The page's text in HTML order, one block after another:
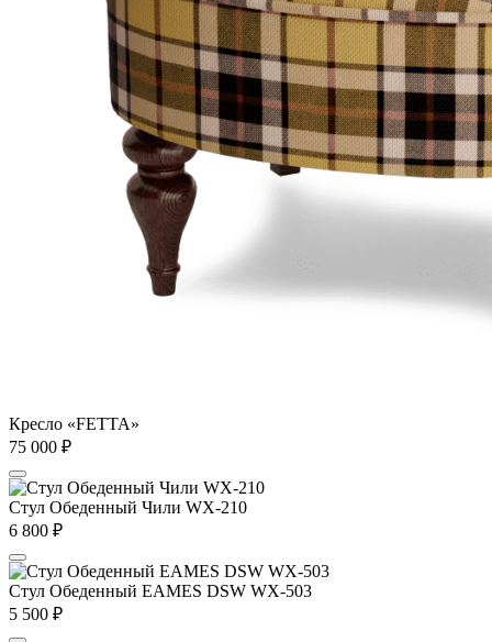
Кресло «FETTA»
75 000 ₽
Стул Обеденный Чили WX-210
6 800 ₽
Стул Обеденный EAMES DSW WX-503
5 500 ₽